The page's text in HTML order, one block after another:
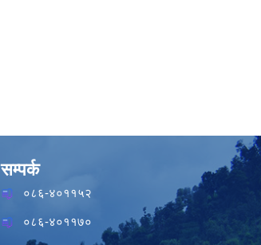
सम्पर्क
०८६-४०११५२
०८६-४०११७०